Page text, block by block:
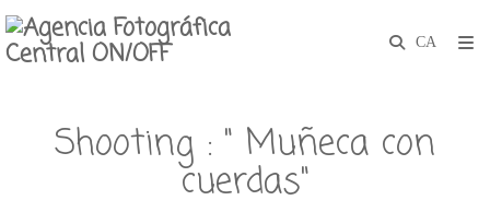
Shooting : " Muñeca con
cuerdas"